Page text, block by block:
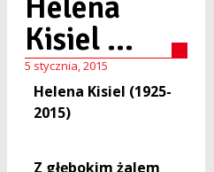
Kisiel …
5 stycznia, 2015
Helena Kisiel (1925-
2015)
Z głębokim żalem